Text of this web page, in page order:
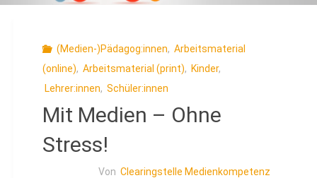
(Medien-)Pädagog:innen, Arbeitsmaterial
(online), Arbeitsmaterial (print), Kinder,
Lehrer:innen, Schüler:innen
Mit Medien – Ohne
Stress!
Von Clearingstelle Medienkompetenz